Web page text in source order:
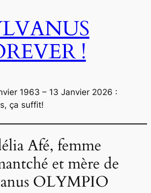
!
1963 – 13 Janvier 2026 :
ça suffit!
Afé, femme
et mère de
OLYMPIO